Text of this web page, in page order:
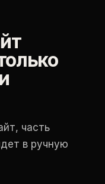
часть
в ручную